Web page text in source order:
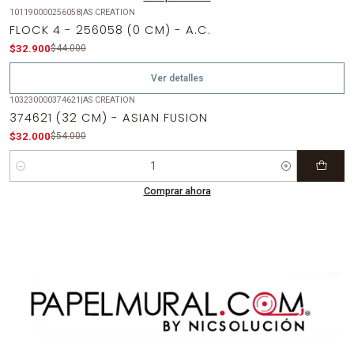
Agotado
101190000256058|AS CREATION
FLOCK 4 - 256058 (0 CM) - A.C.
$32.900$44.000
Ver detalles
-41% OFF
103230000374621 |AS CREATION
374621 (32 CM) - ASIAN FUSION
$32.000$54.000
Cantidad
Comprar ahora